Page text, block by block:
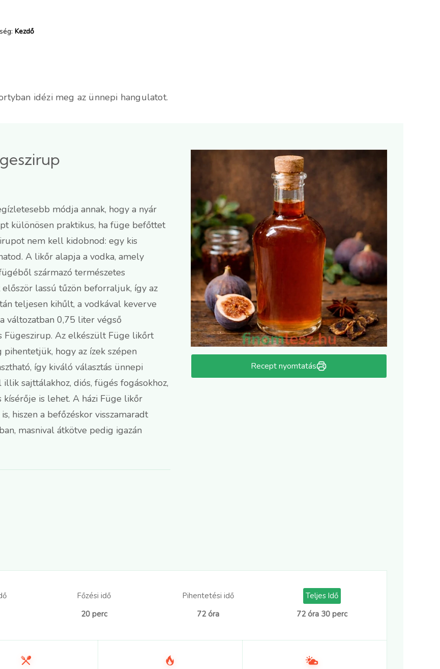
Kezdő
idézi meg az ünnepi hangulatot.
módja annak, hogy a nyár
különösen praktikus, ha füge befőttet
nem kell kidobnod: egy kis
A likőr alapja a vodka, amely
származó természetes
lassú tűzön beforraljuk, így az
teljesen kihűlt, a vodkával keverve
változatban 0,75 liter végső
Fügeszirup. Az elkészült Füge likőrt
hogy az ízek szépen
így kiváló választás ünnepi
sajttálakhoz, diós, fügés fogásokhoz,
is lehet. A házi Füge likőr
hiszen a befőzéskor visszamaradt
masnival átkötve pedig igazán
Recept nyomtatás
Főzési idő
20 perc
Pihentetési idő
72 óra
Teljes Idő
72 óra 30 perc